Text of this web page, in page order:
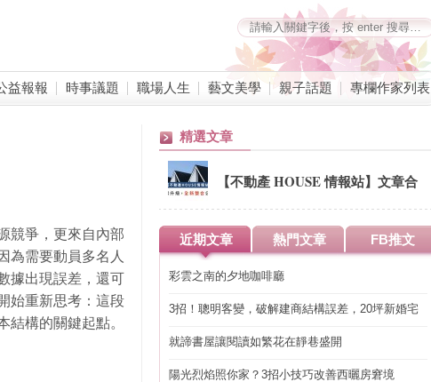
益報報 時事議題 職場人生 藝文美學 親子話題 專欄作家列表
競爭，更來自內部
為需要動員多名人
據出現誤差，還可
始重新思考：這段
構的關鍵起點。
精選文章
【不動產 HOUSE 情報站】文章合
併公告
近期文章 熱門文章 FB推文
彩雲之南的夕地咖啡廳
3招！聰明客變，破解建商結構誤差，20坪新婚宅
就諦書屋讓閱讀如繁花在靜巷盛開
陽光烈焰照你家？3招小技巧改善西曬房窘境